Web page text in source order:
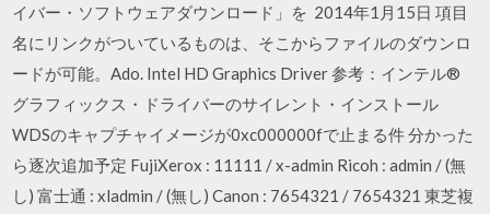
イバー・ソフトウェアダウンロード」を 2014年1月15日 項目
名にリンクがついているものは、そこからファイルのダウンロ
ードが可能。Ado. Intel HD Graphics Driver 参考：インテル®
グラフィックス・ドライバーのサイレント・インストール
WDSのキャプチャイメージが0xc000000fで止まる件 分かった
ら逐次追加予定 FujiXerox : 11111 / x-admin Ricoh : admin / (無
し) 富士通 : xladmin / (無し) Canon : 7654321 / 7654321 東芝複